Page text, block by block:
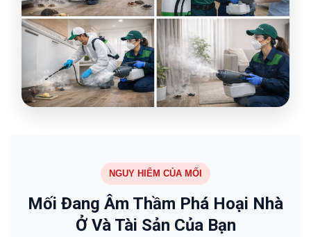
NGUY HIỂM CỦA MỐI
Mối Đang Âm Thầm Phá Hoại Nhà
Ở Và Tài Sản Của Bạn